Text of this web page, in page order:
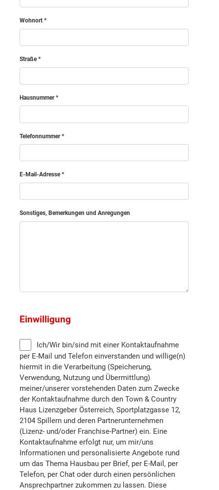
Bruck an der Leitha
Gmünd
Horn
Korneuburg
Krems (Land)
Neunkirchen
Sankt Pölten (Stadt)
Sankt Pölten (Land)
Scheibbs
Tulln
Wohnort
Straße
Hausnummer
Telefonnummer
E-Mail-Adresse
Sonstiges, Bemerkungen und Anregungen
Einwilligung
per E-Mail und Telefon einverstanden und willige(n)
hiermit in die Verarbeitung (Speicherung,
Verwendung, Nutzung und Übermittlung)
meiner/unserer vorstehenden Daten zum Zwecke
der Kontaktaufnahme durch den Town & Country
Haus Lizenzgeber Österreich, Sportplatzgasse 12,
2104 Spillern und deren Partnerunternehmen
(Lizenz- und/oder Franchise-Partner) ein. Eine
Kontaktaufnahme erfolgt nur, um mir/uns
Informationen und personalisierte Angebote rund
um das Thema Hausbau per Brief, per E-Mail, per
Telefon, per Chat oder durch einen persönlichen
Ansprechpartner zukommen zu lassen. Diese